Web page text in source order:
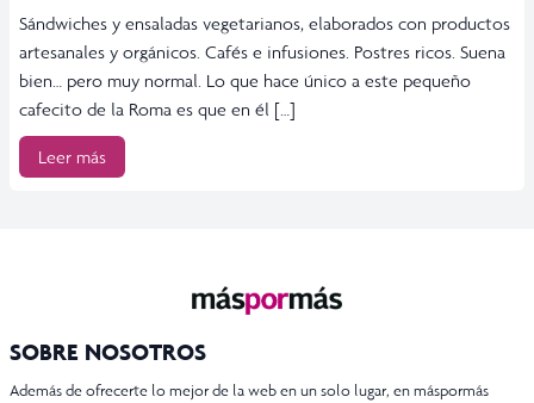
Sándwiches y ensaladas vegetarianos, elaborados con productos
artesanales y orgánicos. Cafés e infusiones. Postres ricos. Suena
bien… pero muy normal. Lo que hace único a este pequeño
cafecito de la Roma es que en él […]
Leer más
SOBRE NOSOTROS
Además de ofrecerte lo mejor de la web en un solo lugar, en máspormás